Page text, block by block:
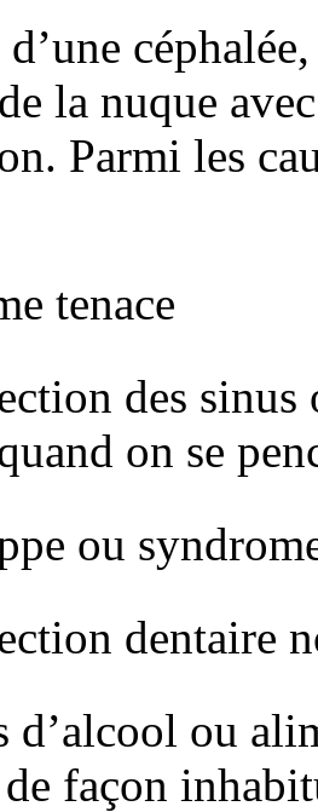
d’une
la nuque
Parmi les
tenace
des
on se
ou
dentaire
d’alcool ou
façon